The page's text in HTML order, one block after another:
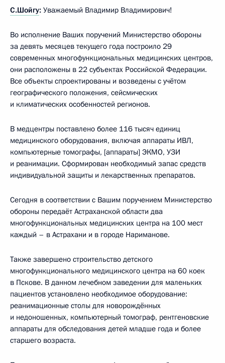
С.Шойгу: Уважаемый Владимир Владимирович!
Во исполнение Ваших поручений Министерство обороны
за девять месяцев текущего года построило 29
современных многофункциональных медицинских центров,
они расположены в 22 субъектах Российской Федерации.
Все объекты спроектированы и возведены с учётом
географического положения, сейсмических
и климатических особенностей регионов.
В медцентры поставлено более 116 тысяч единиц
медицинского оборудования, включая аппараты ИВЛ,
компьютерные томографы, [аппараты] ЭКМО, УЗИ
и реанимации. Сформирован необходимый запас средств
индивидуальной защиты и лекарственных препаратов.
Сегодня в соответствии с Вашим поручением Министерство
обороны передаёт Астраханской области два
многофункциональных медицинских центра на 100 мест
каждый – в Астрахани и в городе Нариманове.
Также завершено строительство детского
многофункционального медицинского центра на 60 коек
в Пскове. В данном лечебном заведении для маленьких
пациентов установлено необходимое оборудование:
реанимационные столы для новорождённых
и недоношенных, компьютерный томограф, рентгеновские
аппараты для обследования детей младше года и более
старшего возраста.